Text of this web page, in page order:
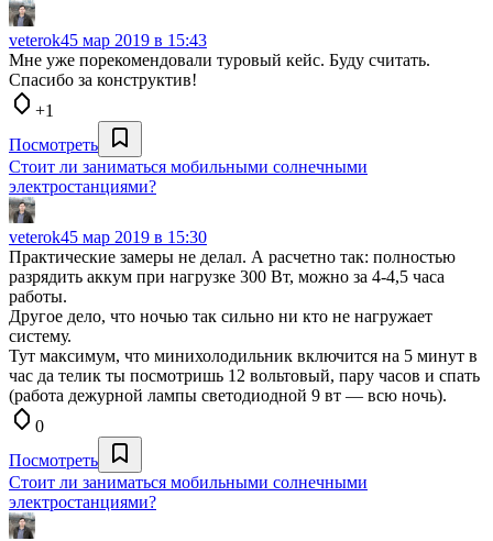
veterok45 мар 2019 в 15:43
Мне уже порекомендовали туровый кейс. Буду считать.
Спасибо за конструктив!
+1
Посмотреть
Стоит ли заниматься мобильными солнечными
электростанциями?
veterok45 мар 2019 в 15:30
Практические замеры не делал. А расчетно так: полностью
разрядить аккум при нагрузке 300 Вт, можно за 4-4,5 часа
работы.
Другое дело, что ночью так сильно ни кто не нагружает
систему.
Тут максимум, что минихолодильник включится на 5 минут в
час да телик ты посмотришь 12 вольтовый, пару часов и спать
(работа дежурной лампы светодиодной 9 вт — всю ночь).
0
Посмотреть
Стоит ли заниматься мобильными солнечными
электростанциями?